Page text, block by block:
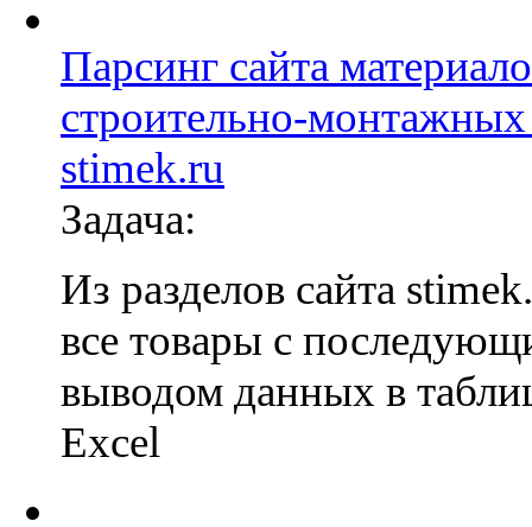
Парсинг сайта
строительно-монтажных
stimek.ru
Задача:
Из разделов сайта
все товары с
выводом данных в
Excel